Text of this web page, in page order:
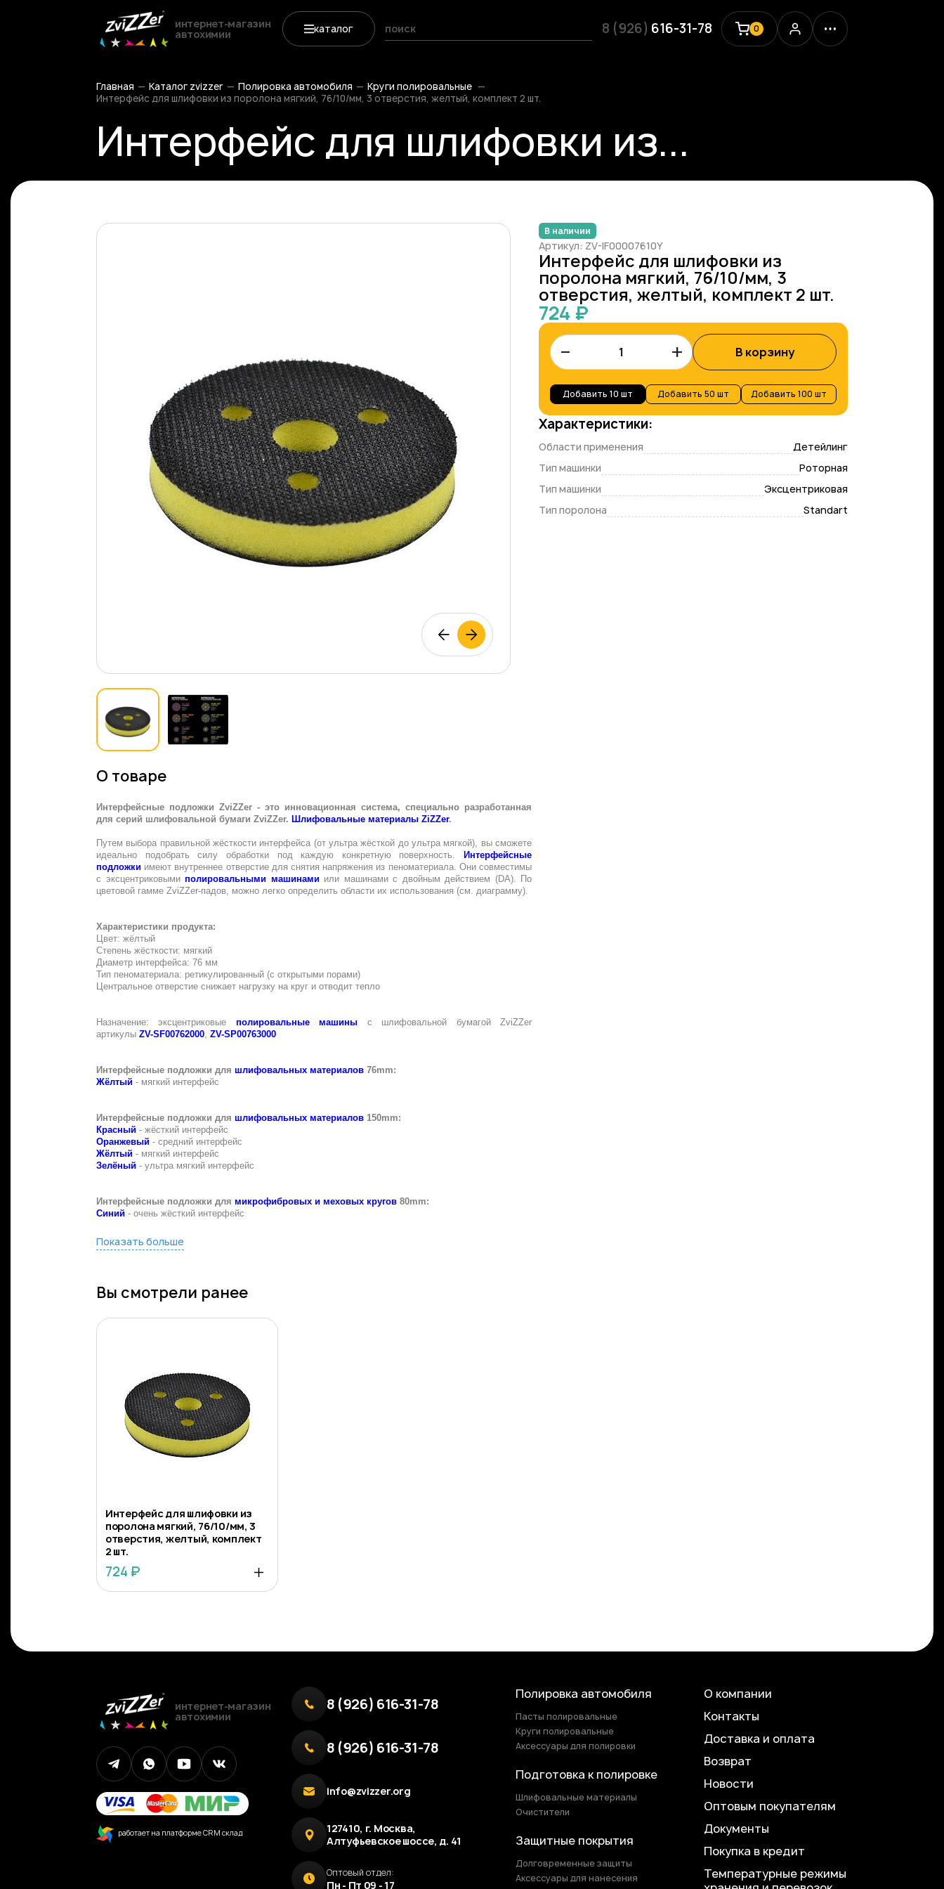
интернет-магазин
автохимии каталог 8 (926) 616-31-78 0
Главная Каталог zvizzer Полировка автомобиля
Круги полировальные
Интерфейс для шлифовки из поролона мягкий, 76/10/мм, 3 отверстия, желтый, комплект 2 шт.
Интерфейс для шлифовки из...
В наличии
Артикул: ZV-IF00007610Y
Интерфейс для шлифовки из
поролона мягкий, 76/10/мм, 3
отверстия, желтый, комплект 2 шт.
724 ₽
– + В корзину
Добавить 10 шт Добавить 50 шт Добавить 100 шт
Характеристики:
Области применения
Детейлинг
Тип машинки
Роторная
Тип машинки
Эксцентриковая
Тип поролона
Standart
О товаре
Интерфейсные подложки ZviZZer - это инновационная система, специально разработанная
для серий шлифовальной бумаги ZviZZer. Шлифовальные материалы ZiZZer.
Путем выбора правильной жёсткости интерфейса (от ультра жёсткой до ультра мягкой), вы сможете
идеально подобрать силу обработки под каждую конкретную поверхность.
Интерфейсные
подложки имеют внутреннее отверстие для снятия напряжения из пеноматериала. Они совместимы
с эксцентриковыми полировальными машинамиили машинами с двойным действием (DA). По
цветовой гамме ZviZZer-падов, можно легко определить области их использования (см. диаграмму).
Характеристики продукта:
Цвет: жёлтый
Степень жёсткости: мягкий
Диаметр интерфейса: 76 мм
Тип пеноматериала: ретикулированный (с открытыми порами)
Центральное отверстие снижает нагрузку на круг и отводит тепло
Назначение: эксцентриковые полировальные машины с шлифовальной бумагой ZviZZer
артикулы ZV-SF00762000, ZV-SP00763000
Интерфейсные подложки для шлифовальных материалов 76mm:
Жёлтый - мягкий интерфейс
Интерфейсные подложки для шлифовальных материалов 150mm:
Красный - жёсткий интерфейс
Оранжевый - средний интерфейс
Жёлтый - мягкий интерфейс
Зелёный - ультра мягкий интерфейс
Интерфейсные подложки для микрофибровых и меховых кругов 80mm:
Синий - очень жёсткий интерфейс
Показать больше
Вы смотрели ранее
Интерфейс для шлифовки из
поролона мягкий, 76/10/мм, 3
отверстия, желтый, комплект
2 шт.
724 ₽
интернет-магазин
автохимии
работает на платформе CRM склад
8 (926) 616-31-78
8 (926) 616-31-78
info@zvizzer.org
127410, г. Москва,
Алтуфьевское шоссе, д. 41
Оптовый отдел:
Пн - Пт 09 - 17
Полировка автомобиля
Пасты полировальные
Круги полировальные
Аксессуары для полировки
Подготовка к полировке
Шлифовальные материалы
Очистители
Защитные покрытия
Долговременные защиты
Аксессуары для нанесения
О компании
Контакты
Доставка и оплата
Возврат
Новости
Оптовым покупателям
Документы
Покупка в кредит
Температурные режимы